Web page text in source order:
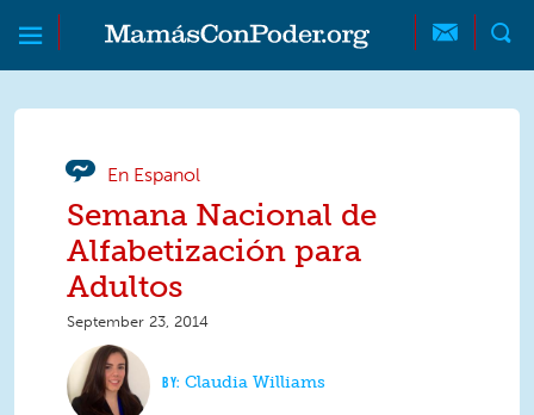
Skip to main content
Skip to main content
MamásConPoder
En Espanol
Semana Nacional de
Alfabetización para
Adultos
September 23, 2014
Claudia Williams